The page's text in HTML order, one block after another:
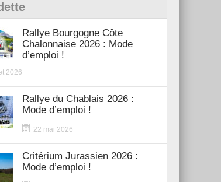
Rallye Bourgogne Côte
Chalonnaise 2026 : Mode
d’emploi !
2026
Rallye du Chablais 2026 :
Mode d’emploi !
22 mai 2026
Critérium Jurassien 2026 :
Mode d’emploi !